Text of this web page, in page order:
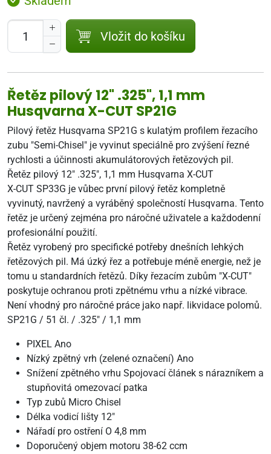
Vložit do košíku
Řetěz pilový 12" .325", 1,1 mm
Husqvarna X-CUT SP21G
Pilový řetěz Husqvarna SP21G s kulatým profilem řezacího
zubu "Semi-Chisel" je vyvinut speciálně pro zvýšení řezné
rychlosti a účinnosti akumulátorových řetězových pil.
Řetěz pilový 12" .325", 1,1 mm Husqvarna X-CUT
X-CUT SP33G je vůbec první pilový řetěz kompletně
vyvinutý, navržený a vyráběný společností Husqvarna. Tento
řetěz je určený zejména pro náročné uživatele a každodenní
profesionální použití.
Řetěz vyrobený pro specifické potřeby dnešních lehkých
řetězových pil. Má úzký řez a potřebuje méně energie, než je
tomu u standardních řetězů. Díky řezacím zubům "X-CUT"
poskytuje ochranou proti zpětnému vrhu a nízké vibrace.
Není vhodný pro náročné práce jako např. likvidace polomů.
SP21G / 51 čl. / .325" / 1,1 mm
PIXEL Ano
Nízký zpětný vrh (zelené označení) Ano
Snížení zpětného vrhu Spojovací článek s nárazníkem a
stupňovitá omezovací patka
Typ zubů Micro Chisel
Délka vodicí lišty 12"
Nářadí pro ostření O 4,8 mm
Doporučený objem motoru 38-62 ccm